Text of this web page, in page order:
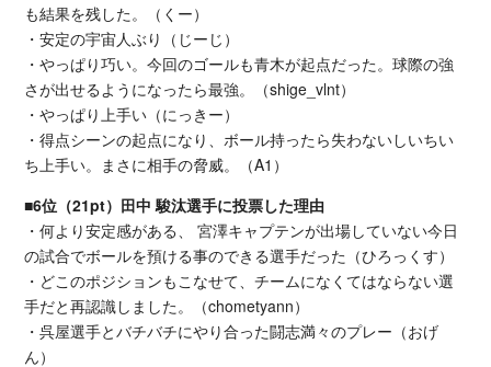
も結果を残した。（くー）
・安定の宇宙人ぶり（じーじ）
・やっぱり巧い。今回のゴールも青木が起点だった。球際の強
さが出せるようになったら最強。（shige_vlnt）
・やっぱり上手い（にっきー）
・得点シーンの起点になり、ボール持ったら失わないしいちい
ち上手い。まさに相手の脅威。（A1）
■6位（21pt）田中 駿汰選手に投票した理由
・何より安定感がある、 宮澤キャプテンが出場していない今日
の試合でボールを預ける事のできる選手だった（ひろっくす）
・どこのポジションもこなせて、チームになくてはならない選
手だと再認識しました。（chometyann）
・呉屋選手とバチバチにやり合った闘志満々のプレー（おげ
ん）